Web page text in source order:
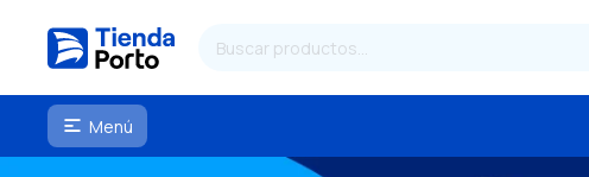
 Menú